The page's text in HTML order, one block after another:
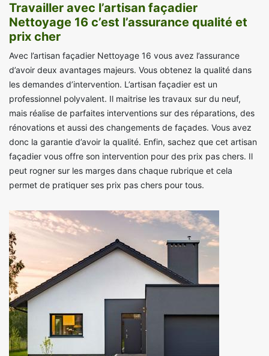
Travailler avec l’artisan façadier
Nettoyage 16 c’est l’assurance qualité et
prix cher
Avec l’artisan façadier Nettoyage 16 vous avez l’assurance
d’avoir deux avantages majeurs. Vous obtenez la qualité dans
les demandes d’intervention. L’artisan façadier est un
professionnel polyvalent. Il maitrise les travaux sur du neuf,
mais réalise de parfaites interventions sur des réparations, des
rénovations et aussi des changements de façades. Vous avez
donc la garantie d’avoir la qualité. Enfin, sachez que cet artisan
façadier vous offre son intervention pour des prix pas chers. Il
peut rogner sur les marges dans chaque rubrique et cela
permet de pratiquer ses prix pas chers pour tous.